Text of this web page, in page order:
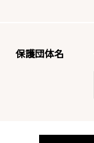
保護団体名